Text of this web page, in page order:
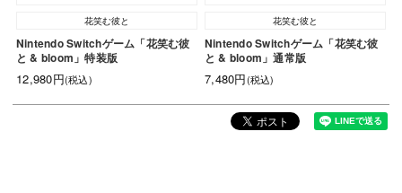
花笑む彼と
Nintendo Switchゲーム「花笑む彼
と & bloom」特装版
12,980円(税込)
花笑む彼と
Nintendo Switchゲーム「花笑む彼
と & bloom」通常版
7,480円(税込)